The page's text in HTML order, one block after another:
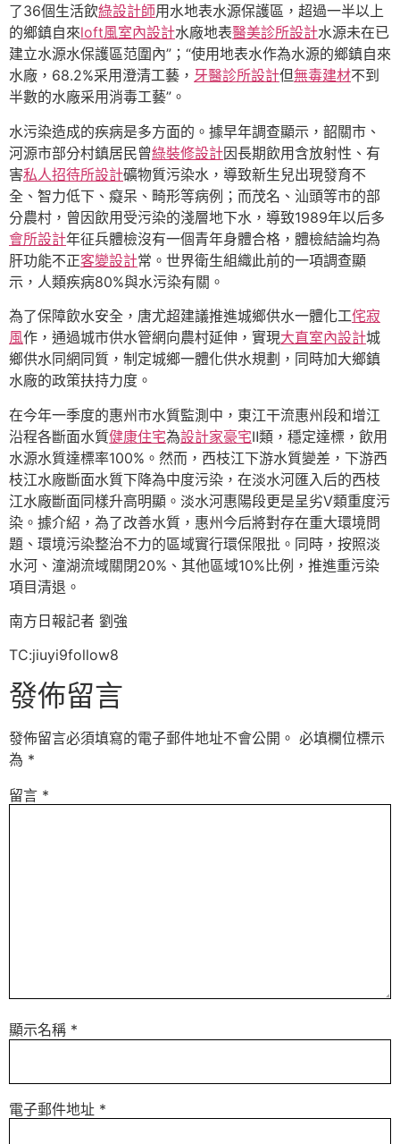
了36個生活飲綠設計師用水地表水源保護區，超過一半以上
的鄉鎮自來loft風室內設計水廠地表醫美診所設計水源未在已
建立水源水保護區范圍內”；“使用地表水作為水源的鄉鎮自來
水廠，68.2%采用澄清工藝， 牙醫診所設計但無毒建材不到
半數的水廠采用消毒工藝”。
水污染造成的疾病是多方面的。據早年調查顯示，韶關市、
河源市部分村鎮居民曾綠裝修設計因長期飲用含放射性、有
害私人招待所設計礦物質污染水，導致新生兒出現發育不
全、智力低下、癡呆、畸形等病例；而茂名、汕頭等市的部
分農村，曾因飲用受污染的淺層地下水，導致1989年以后多
會所設計年征兵體檢沒有一個青年身體合格，體檢結論均為
肝功能不正客變設計常。世界衛生組織此前的一項調查顯
示，人類疾病80%與水污染有關。
為了保障飲水安全，唐尤超建議推進城鄉供水一體化工侘寂
風作，通過城市供水管網向農村延伸，實現大直室內設計城
鄉供水同網同質，制定城鄉一體化供水規劃，同時加大鄉鎮
水廠的政策扶持力度。
在今年一季度的惠州市水質監測中，東江干流惠州段和增江
沿程各斷面水質健康住宅為設計家豪宅Ⅱ類，穩定達標，飲用
水源水質達標率100%。然而，西枝江下游水質變差，下游西
枝江水廠斷面水質下降為中度污染，在淡水河匯入后的西枝
江水廠斷面同樣升高明顯。淡水河惠陽段更是呈劣Ⅴ類重度污
染。據介紹，為了改善水質，惠州今后將對存在重大環境問
題、環境污染整治不力的區域實行環保限批。同時，按照淡
水河、潼湖流域關閉20%、其他區域10%比例，推進重污染
項目清退。
南方日報記者 劉強
TC:jiuyi9follow8
發佈留言
發佈留言必須填寫的電子郵件地址不會公開。 必填欄位標示
為 *
留言 *
顯示名稱 *
電子郵件地址 *